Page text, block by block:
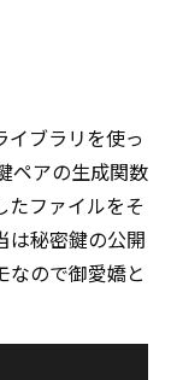
イブラリを使っ
ペアの生成関数
たファイルをそ
は秘密鍵の公開
なので御愛嬌と